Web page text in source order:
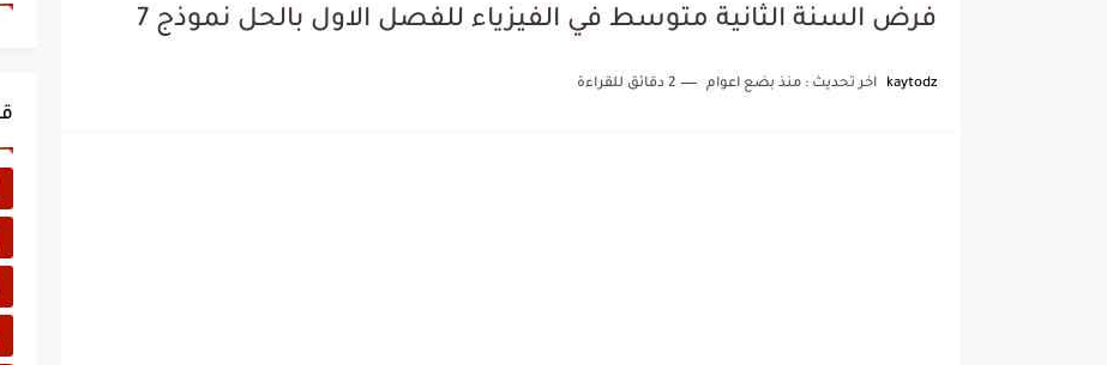
فرض السنة الثانية متوسط في الفيزياء للفصل الاول بالحل نموذج 7
kaytodz اخر تحديث : منذ بضع اعوام 2 دقائق للقراءة